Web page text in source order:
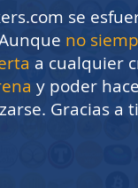
se
no
a cualquier
y poder
Gracias a